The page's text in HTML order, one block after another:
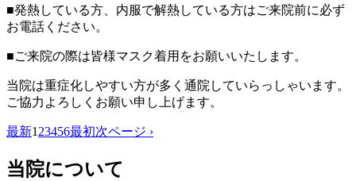
■発熱している方、内服で解熱している方はご来院前に必ず
お電話ください。
■ご来院の際は皆様マスク着用をお願いいたします。
当院は重症化しやすい方が多く通院していらっしゃいます。
ご協力よろしくお願い申し上げます。
最新123456最初次ページ ›
当院について